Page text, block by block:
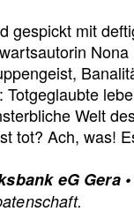
gespickt mit
Welt
tot? Ach, was!
eG Gera